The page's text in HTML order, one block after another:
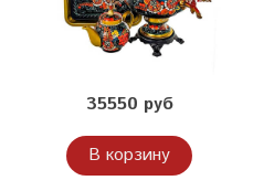
35550 руб
В корзину